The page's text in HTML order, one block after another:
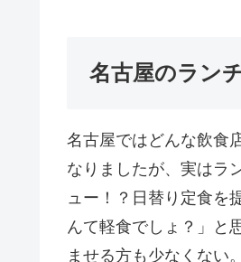
名古屋のラン
名古屋ではどんな飲食
なりましたが、実はラ
ュー！？日替り定食を
んて軽食でしょ？」と
ませる方も少なくない。